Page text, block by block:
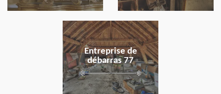
Entreprise de
débarras 77
en savoir plus